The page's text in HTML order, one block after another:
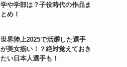
学や学部は？子役時代の作品ま
とめ！
世界陸上2025で活躍した選手
が美女揃い！？絶対覚えておき
たい日本人選手も！